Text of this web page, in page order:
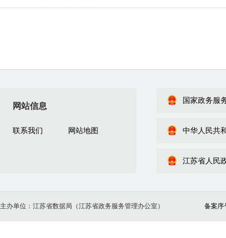
网站信息
联系我们 网站地图
国家政务服
中华人民共
江苏省人民
主办单位：江苏省数据局（江苏省政务服务管理办公室） 备案序